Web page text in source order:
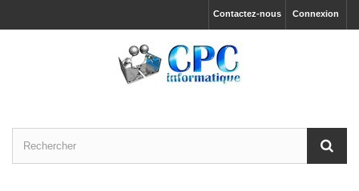
Connexion
Contactez-nous